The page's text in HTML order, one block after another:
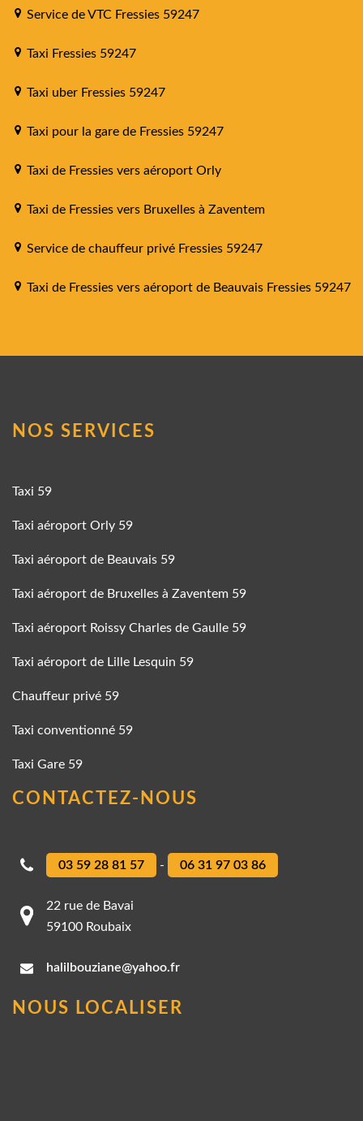
Service de VTC Fressies 59247
Taxi Fressies 59247
Taxi uber Fressies 59247
Taxi pour la gare de Fressies 59247
Taxi de Fressies vers aéroport Orly
Taxi de Fressies vers Bruxelles à Zaventem
Service de chauffeur privé Fressies 59247
Taxi de Fressies vers aéroport de Beauvais Fressies 59247
NOS SERVICES
Taxi 59
Taxi aéroport Orly 59
Taxi aéroport de Beauvais 59
Taxi aéroport de Bruxelles à Zaventem 59
Taxi aéroport Roissy Charles de Gaulle 59
Taxi aéroport de Lille Lesquin 59
Chauffeur privé 59
Taxi conventionné 59
Taxi Gare 59
CONTACTEZ-NOUS
03 59 28 81 57 - 06 31 97 03 86
22 rue de Bavai
59100 Roubaix
halilbouziane@yahoo.fr
NOUS LOCALISER